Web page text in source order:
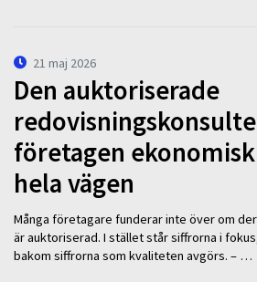
21 maj 2026
Den auktoriserade
företagen
hela vägen
Många företagare funderar inte över om
är auktoriserad. I stället står siffrorna i
bakom siffrorna som kvaliteten avgörs. – …